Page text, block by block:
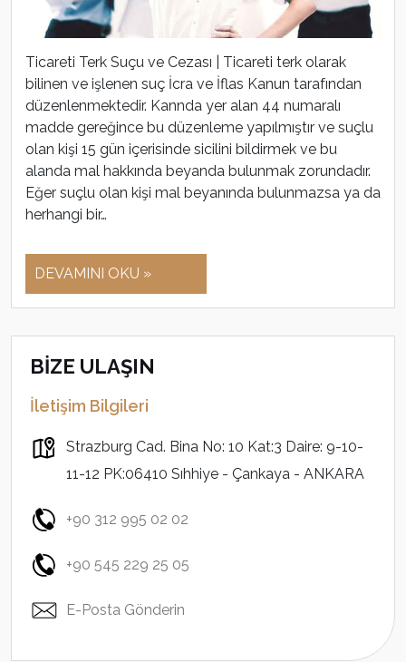
Ticareti Terk Suçu ve Cezası | Ticareti terk olarak
bilinen ve işlenen suç İcra ve İflas Kanun tarafından
düzenlenmektedir. Kannda yer alan 44 numaralı
madde gereğince bu düzenleme yapılmıştır ve suçlu
olan kişi 15 gün içerisinde sicilini bildirmek ve bu
alanda mal hakkında beyanda bulunmak zorundadır.
Eğer suçlu olan kişi mal beyanında bulunmazsa ya da
herhangi bir…
DEVAMINI OKU »
BİZE ULAŞIN
İletişim Bilgileri
Strazburg Cad. Bina No: 10 Kat:3 Daire: 9-10-
11-12 PK:06410 Sıhhiye - Çankaya - ANKARA
+90 312 995 02 02
+90 545 229 25 05
E-Posta Gönderin